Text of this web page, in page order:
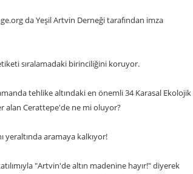
da Yeşil Artvin Derneği tarafından imza
sıralamadaki birinciliğini koruyor.
tehlike altındaki en önemli 34 Karasal Ekolojik
alan Cerattepe'de ne mi oluyor?
yeraltında aramaya kalkıyor!
"Artvin'de altın madenine hayır!" diyerek